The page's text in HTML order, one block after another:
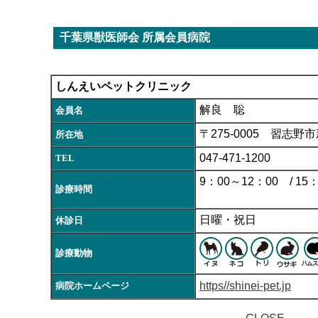
千葉県獣医師会 所属会員病院
しんえいペットクリニック
会員名 解良 聡
所在地 〒275-0005 習志野市
TEL 047-471-1200
診療時間
9：00～12：00 / 15
(土～18
休診日 日曜・祝日
診療動物
病院ホームページ https//shinei-pet.jp